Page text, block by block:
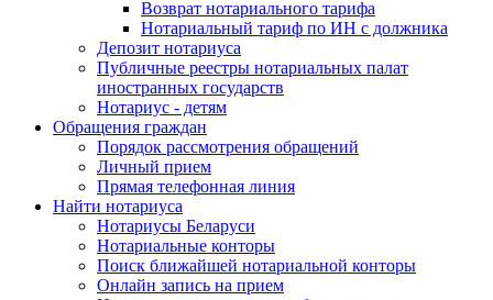
Возврат нотариального тарифа
Нотариальный тариф по ИН с должника
Депозит нотариуса
Публичные реестры нотариальных палат
иностранных государств
Нотариус - детям
Обращения граждан
Порядок рассмотрения обращений
Личный прием
Прямая телефонная линия
Найти нотариуса
Нотариусы Беларуси
Нотариальные конторы
Поиск ближайшей нотариальной конторы
Онлайн запись на прием